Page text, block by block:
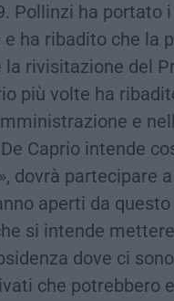
Pollinzi ha portato
ha ribadito che la
la rivisitazione del
più volte ha
e
Caprio intende
dovrà partecipare
aperti da
si intende
dove ci
che potrebbero